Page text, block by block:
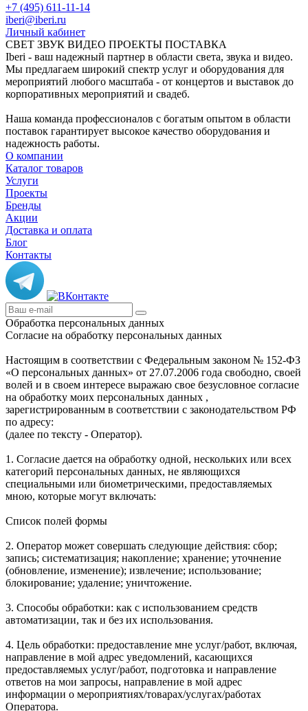
+7 (495) 611-11-14
iberi@iberi.ru
Личный кабинет
СВЕТ ЗВУК ВИДЕО ПРОЕКТЫ ПОСТАВКА
Iberi - ваш надежный партнер в области света, звука и видео.
Мы предлагаем широкий спектр услуг и оборудования для
мероприятий любого масштаба - от концертов и выставок до
корпоративных мероприятий и свадеб.
Наша команда профессионалов с богатым опытом в области
поставок гарантирует высокое качество оборудования и
надежность работы.
О компании
Каталог товаров
Услуги
Проекты
Бренды
Акции
Доставка и оплата
Блог
Контакты
Обработка персональных данных
Согласие на обработку персональных данных
Настоящим в соответствии с Федеральным законом № 152-ФЗ
«О персональных данных» от 27.07.2006 года свободно, своей
волей и в своем интересе выражаю свое безусловное согласие
на обработку моих персональных данных ,
зарегистрированным в соответствии с законодательством РФ
по адресу:
(далее по тексту - Оператор).
1. Согласие дается на обработку одной, нескольких или всех
категорий персональных данных, не являющихся
специальными или биометрическими, предоставляемых
мною, которые могут включать:
Список полей формы
2. Оператор может совершать следующие действия: сбор;
запись; систематизация; накопление; хранение; уточнение
(обновление, изменение); извлечение; использование;
блокирование; удаление; уничтожение.
3. Способы обработки: как с использованием средств
автоматизации, так и без их использования.
4. Цель обработки: предоставление мне услуг/работ, включая,
направление в мой адрес уведомлений, касающихся
предоставляемых услуг/работ, подготовка и направление
ответов на мои запросы, направление в мой адрес
информации о мероприятиях/товарах/услугах/работах
Оператора.